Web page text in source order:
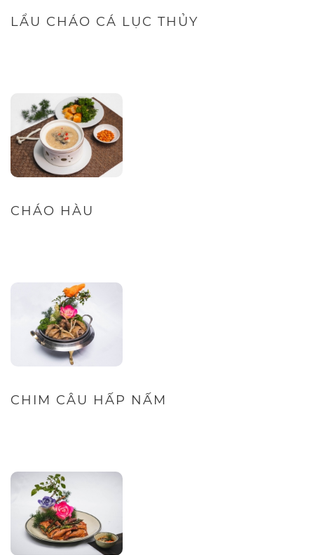
LẨU CHÁO CÁ LỤC THỦY
CHÁO HÀU
CHIM CÂU HẤP NẤM